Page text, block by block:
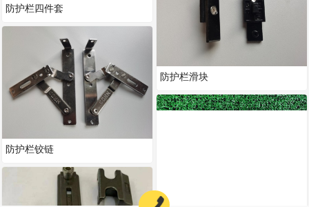
防护栏四件套
防护栏铰链
防护栏滑块